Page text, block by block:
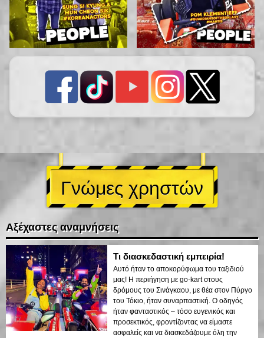
Γνώμες χρηστών
Αξέχαστες αναμνήσεις
Τι διασκεδαστική εμπειρία!
Αυτό ήταν το αποκορύφωμα του ταξιδιού
μας! Η περιήγηση με go-kart στους
δρόμους του Σινάγκαου, με θέα στον Πύργο
του Τόκιο, ήταν συναρπαστική. Ο οδηγός
ήταν φανταστικός – τόσο ευγενικός και
προσεκτικός, φροντίζοντας να είμαστε
ασφαλείς και να διασκεδάζουμε όλη την